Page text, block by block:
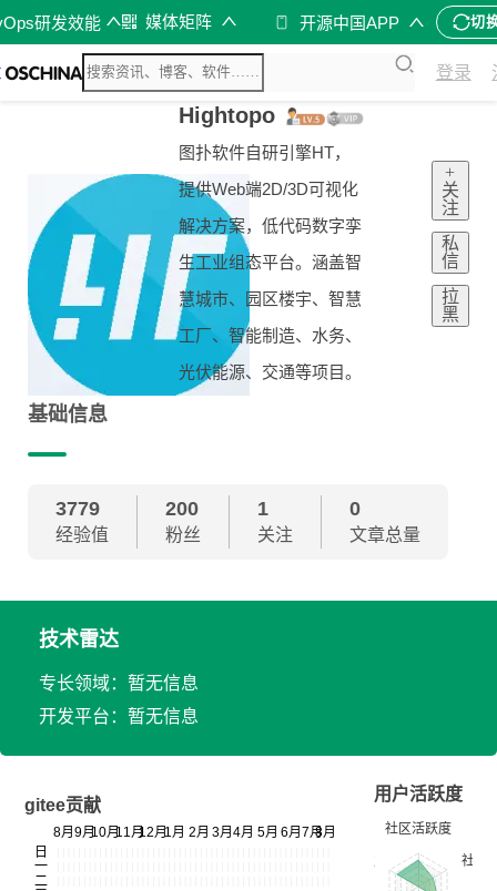
研发效能 媒体矩阵 开源中国APP 切
登录
Hightopo
图扑软件自研引擎HT，
提供Web端2D/3D可视化
解决方案，低代码数字孪
生工业组态平台。涵盖智
慧城市、园区楼宇、智慧
工厂、智能制造、水务、
光伏能源、交通等项目。
+
关
注
私
信
拉
黑
基础信息
3779
经验值
200
粉丝
1
关注
0
文章总量
技术雷达
专长领域：暂无信息
开发平台：暂无信息
gitee贡献
用户活跃度